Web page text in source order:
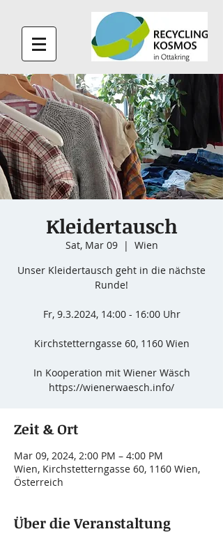
Kleidertausch
Sat, Mar 09
  |
Wien
Unser Kleidertausch geht in die nächste
Runde!
Fr, 9.3.2024, 14:00 - 16:00 Uhr
Kirchstetterngasse 60, 1160 Wien
In Kooperation mit Wiener Wäsch
https://wienerwaesch.info/
Zeit & Ort
Mar 09, 2024, 2:00 PM – 4:00 PM
Wien, Kirchstetterngasse 60, 1160 Wien,
Österreich
Über die Veranstaltung